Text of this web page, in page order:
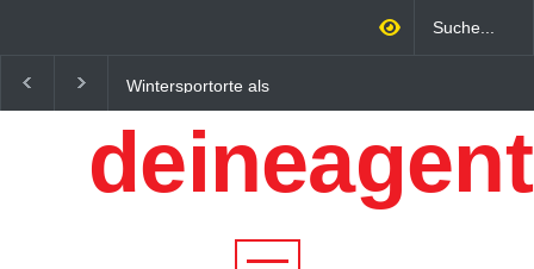
Wintersportorte als
Wirtschaftsfaktor: Wie
Alpenregionen von
Qualitätstourismus
profitieren
digitalen Zeitalter:
Unternehmen
wachsen lässt